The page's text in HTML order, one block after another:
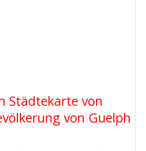
Städtekarte von
von Guelph